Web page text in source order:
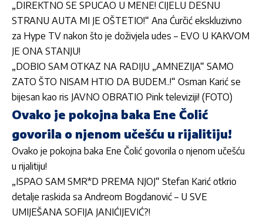
„DIREKTNO SE SPUCAO U MENE! CIJELU DESNU
STRANU AUTA MI JE OŠTETIO!“ Ana Ćurčić ekskluzivno
za Hype TV nakon što je doživjela udes – EVO U KAKVOM
JE ONA STANJU!
„DOBIO SAM OTKAZ NA RADIJU „AMNEZIJA“ SAMO
ZATO ŠTO NISAM HTIO DA BUDEM..!“ Osman Karić se
bijesan kao ris JAVNO OBRATIO Pink televiziji! (FOTO)
Ovako je pokojna baka Ene Čolić
govorila o njenom učešću u rijalitiju!
Ovako je pokojna baka Ene Čolić govorila o njenom učešću
u rijalitiju!
„ISPAO SAM SMR*D PREMA NJOJ“ Stefan Karić otkrio
detalje raskida sa Andreom Bogdanović – U SVE
UMIJEŠANA SOFIJA JANIĆIJEVIĆ?!